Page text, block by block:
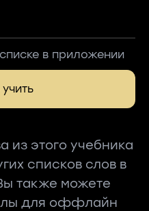
в приложении
из этого учебника
списков слов в
также можете
для оффлайн